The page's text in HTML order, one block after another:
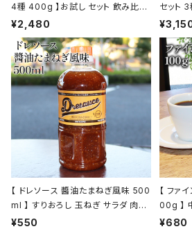
4種 400g 】お試し セット 飲み比べ
コーヒー トミヤコーヒー 通販
¥2,480
セット
飲み比
通販
【 ドレソース 醬油たまねぎ風味 500
ml 】 すりおろし 玉ねぎ サラダ 肉料
理 ドレッシング 万能調味料 お肉の
¥550
【 ファ
00g 】
チオピ
¥680